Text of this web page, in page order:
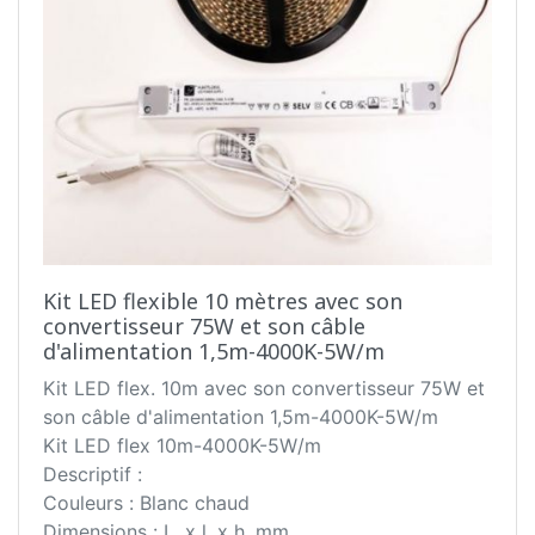
Kit LED flexible 10 mètres avec son
convertisseur 75W et son câble
d'alimentation 1,5m-4000K-5W/m
Kit LED flex. 10m avec son convertisseur 75W et
son câble d'alimentation 1,5m-4000K-5W/m
Kit LED flex 10m-4000K-5W/m
Descriptif :
Couleurs : Blanc chaud